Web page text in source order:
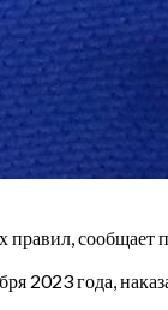
правил,
2023 года,